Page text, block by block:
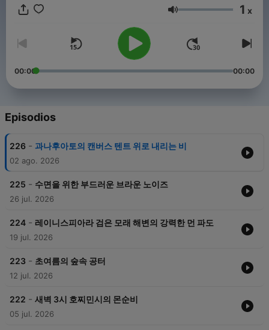
Volumen 1 x
00:00 00:00
Episodios
226 - 과나후아토의 캔버스 텐트 위로 내리는 비
02 ago. 2026
225 - 수면을 위한 부드러운 브라운 노이즈
26 jul. 2026
224 - 레이니스피아라 검은 모래 해변의 강력한 먼 파도
19 jul. 2026
223 - 초여름의 숲속 공터
12 jul. 2026
222 - 새벽 3시 호찌민시의 몬순비
05 jul. 2026